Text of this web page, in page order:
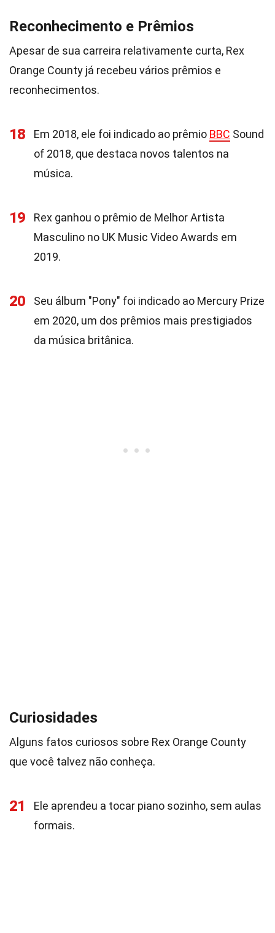
Reconhecimento e Prêmios
Apesar de sua carreira relativamente curta, Rex
Orange County já recebeu vários prêmios e
reconhecimentos.
18 Em 2018, ele foi indicado ao prêmio BBC Sound
of 2018, que destaca novos talentos na
música.
19
Rex ganhou o prêmio de Melhor Artista
Masculino no UK Music Video Awards em
2019.
20
Seu álbum "Pony" foi indicado ao Mercury Prize
em 2020, um dos prêmios mais prestigiados
da música britânica.
Curiosidades
Alguns fatos curiosos sobre Rex Orange County
que você talvez não conheça.
21
Ele aprendeu a tocar piano sozinho, sem aulas
formais.